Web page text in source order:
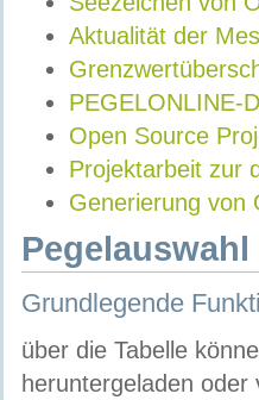
Aktualität der
PEGELONLINE-
Open Source
Projektarbeit zur
Generierung von
Grundlegende
über die Tabelle
heruntergeladen oder